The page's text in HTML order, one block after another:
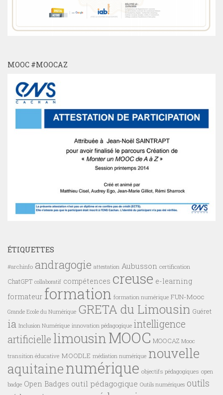
MOOC #MOOCAZ
ÉTIQUETTES
#archinfo andragogie attestation Aubusson certification
ChatGPT collaboratif compétences creuse e-learning
formateur formation formation numérique FUN-Mooc
Grande Ecole du Numérique GRETA du Limousin Guéret
ia Inclusion Numérique innovation pédagogique intelligence
artificielle limousin MOOC MOOCAZ Mooc
transition éducative MOODLE médiation numérique nouvelle
aquitainenumérique objectifs pédagogiques open
badge Open Badges outil pédagogique Outils numériques outils